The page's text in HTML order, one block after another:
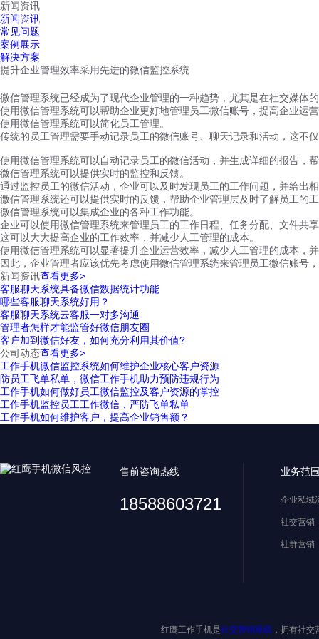
红鹰工作手机
新闻资讯
新闻资讯
常见问题
案例展示
解决方案
提升企业管理效率采用先进的微信监控系统
微信管理系统已经成为了现代企业管理的一种趋势，尤其是在社交媒体
使用微信管理系统可以帮助企业更好地管理员工微信账号，提高企业运
使用微信管理系统可以简化员工管理。
传统的员工管理需要手动记录员工的微信账号、聊天记录和活动，这不
使用微信管理系统可以自动记录员工的微信活动，并生成详细的报告，
微信管理系统可以提供实时的监控和反馈。
通过监控员工的微信活动，企业可以及时发现员工的工作问题，并给出
微信管理系统还可以提供实时的反馈，帮助企业管理层及时了解员工的
微信管理系统可以集成企业的各种工作功能。
企业可以使用微信管理系统来管理员工的工作日程、任务分配、文件共
这可以大大提高企业的工作效率，并减少人工管理的成本。
使用微信管理系统可以显著提升企业运营效率，减少人工管理的成本，
因此，企业管理者应该优先考虑使用微信管理系统来管理员工微信账号
新闻资讯查看更多>
客服聊天系统具备微信数据统计功能
哪些客服聊天系统好用？
客服聊天系统云客服一对多沟通
管理者怎样才能监管好微信朋友圈
客户加到微信好友，如何充分利用其价值?
公司动态查看更多>
工作手机微信监控系统如何维护企业核心客户资源
防员工飞单私单，微信工作手机助力预防违规行为
工作手机如何做好员工微信监控及客户资源的掌控
工作手机监控员工工作微信，严防飞单私单
工作手机如何维护客户，提高企业销售额？
售前咨询热线
18588603721
业务范
企业私域
社交营销
社群营销
红鹰工作手机是社交营销系统 ，拥有社